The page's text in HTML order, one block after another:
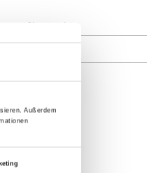
Außerdem
Glanzgrad